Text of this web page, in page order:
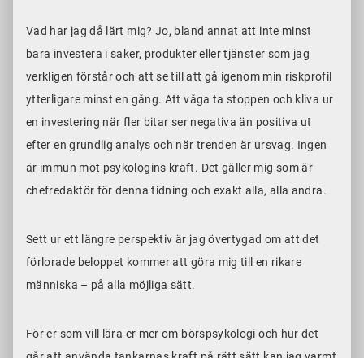
Vad har jag då lärt mig? Jo, bland annat att inte minst
bara investera i saker, produkter eller tjänster som jag
verkligen förstår och att se till att gå igenom min riskprofil
ytterligare minst en gång. Att våga ta stoppen och kliva ur
en investering när fler bitar ser negativa än positiva ut
efter en grundlig analys och när trenden är ursvag. Ingen
är immun mot psykologins kraft. Det gäller mig som är
chefredaktör för denna tidning och exakt alla, alla andra.
Sett ur ett längre perspektiv är jag övertygad om att det
förlorade beloppet kommer att göra mig till en rikare
människa – på alla möjliga sätt.
För er som vill lära er mer om börspsykologi och hur det